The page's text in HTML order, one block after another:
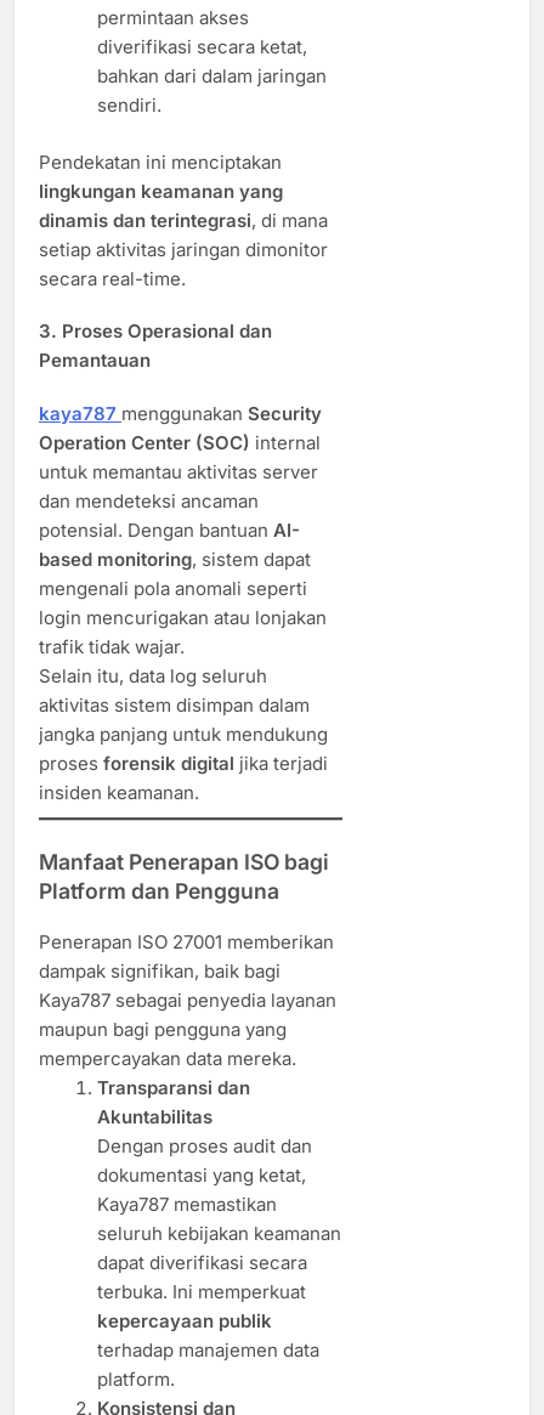
permintaan akses
diverifikasi secara ketat,
bahkan dari dalam jaringan
sendiri.
Pendekatan ini menciptakan
lingkungan keamanan yang
dinamis dan terintegrasi, di mana
setiap aktivitas jaringan dimonitor
secara real-time.
3. Proses Operasional dan
Pemantauan
kaya787 menggunakan Security
Operation Center (SOC) internal
untuk memantau aktivitas server
dan mendeteksi ancaman
potensial. Dengan bantuan AI-
based monitoring, sistem dapat
mengenali pola anomali seperti
login mencurigakan atau lonjakan
trafik tidak wajar.
Selain itu, data log seluruh
aktivitas sistem disimpan dalam
jangka panjang untuk mendukung
proses forensik digital jika terjadi
insiden keamanan.
Manfaat Penerapan ISO bagi
Platform dan Pengguna
Penerapan ISO 27001 memberikan
dampak signifikan, baik bagi
Kaya787 sebagai penyedia layanan
maupun bagi pengguna yang
mempercayakan data mereka.
Transparansi dan
Akuntabilitas
Dengan proses audit dan
dokumentasi yang ketat,
Kaya787 memastikan
seluruh kebijakan keamanan
dapat diverifikasi secara
terbuka. Ini memperkuat
kepercayaan publik
terhadap manajemen data
platform.
Konsistensi dan